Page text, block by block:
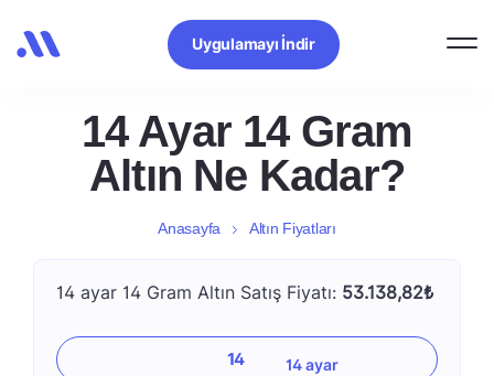
Uygulamayı İndir
14 Ayar 14 Gram
Altın Ne Kadar?
Anasayfa Altın Fiyatları
14 ayar 14 Gram Altın Satış Fiyatı: 53.138,82₺